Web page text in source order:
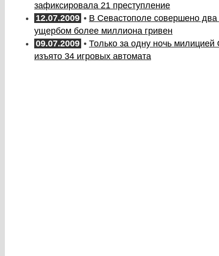
зафиксировала 21 преступление
12.07.2009 • В Севастополе совершено два
ущербом более миллиона гривен
09.07.2009 • Только за одну ночь милицией
изъято 34 игровых автомата